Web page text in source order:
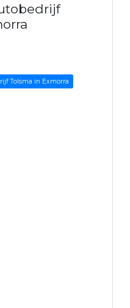
Tolsma in Exmorra